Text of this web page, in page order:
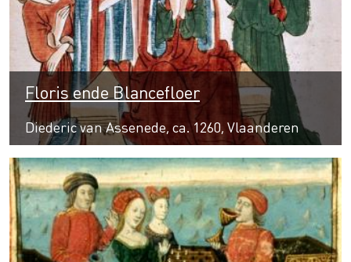
Floris ende Blancefloer
Diederic van Assenede, ca. 1260, Vlaanderen